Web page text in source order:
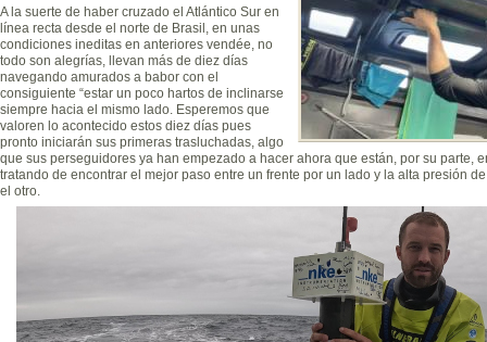
A la suerte de haber cruzado el Atlántico Sur en
línea recta desde el norte de Brasil, en unas
condiciones ineditas en anteriores vendée, no
todo son alegrías, llevan más de diez días
navegando amurados a babor con el
consiguiente “estar un poco hartos de inclinarse
siempre hacia el mismo lado. Esperemos que
valoren lo acontecido estos diez días pues
pronto iniciarán sus primeras trasluchadas, algo
que sus perseguidores ya han empezado a hacer ahora que están, por su parte,
tratando de encontrar el mejor paso entre un frente por un lado y la alta presión
el otro.